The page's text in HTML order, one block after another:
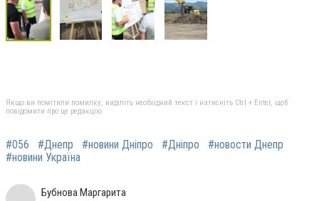
Якщо ви помітили помилку, виділіть необхідний текст і натисніть Ctrl + Enter, щоб
повідомити про це редакцію
#056 #Днепр #новини Дніпро #Дніпро
#новости Днепр
#новини Україна
Бубнова Маргарита